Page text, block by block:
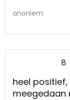
anoniem
8
heel
meegedaan